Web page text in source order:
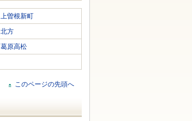
上曽根新町
北方
葛原高松
このページの先頭へ